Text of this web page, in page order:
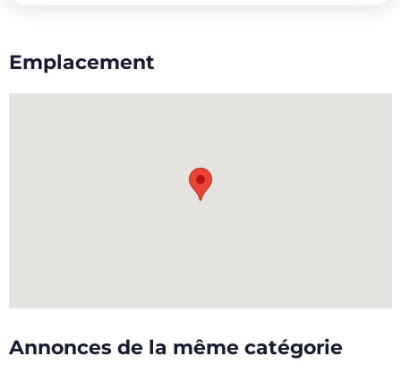
Emplacement
Annonces de la même catégorie